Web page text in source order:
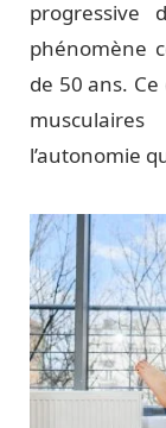
progressive
phénomène
de 50 ans.
l’autonomie